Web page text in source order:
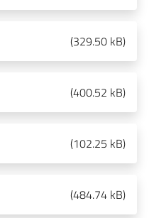
(329.50 kB)
(400.52 kB)
(102.25 kB)
(484.74 kB)